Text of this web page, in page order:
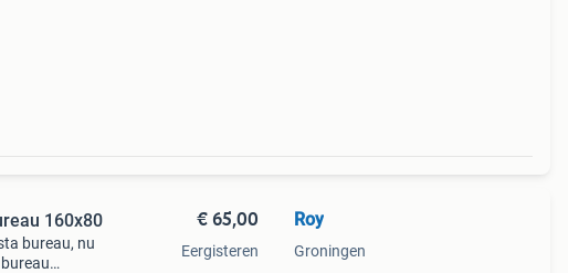
160x80
bureau, nu
€ 65,00
Eergisteren
Roy
Groningen